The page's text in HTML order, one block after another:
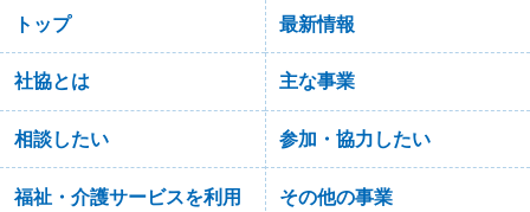
トップ 最新情報
社協とは 主な事業
相談したい 参加・協力したい
福祉・介護サービスを利用
その他の事業